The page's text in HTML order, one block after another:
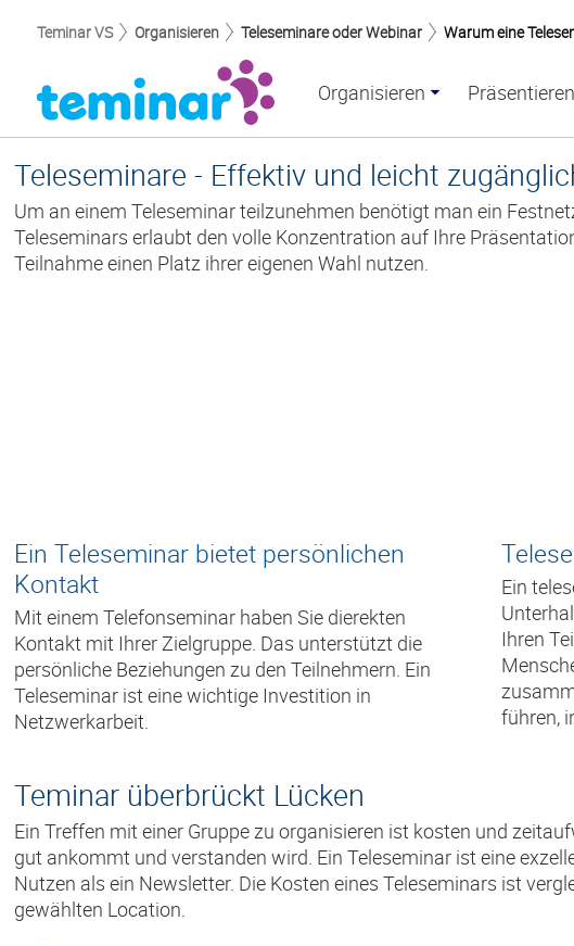
Teleseminare - Effektiv und leicht
Um an einem Teleseminar teilzunehmen benötigt man ein
Teleseminars erlaubt den volle Konzentration auf Ihre
Teilnahme einen Platz ihrer eigenen Wahl nutzen.
Ein Teleseminar bietet persönlichen
Kontakt
Mit einem Telefonseminar haben Sie dierekten
Kontakt mit Ihrer Zielgruppe. Das unterstützt die
persönliche Beziehungen zu den Teilnehmern. Ein
Teleseminar ist eine wichtige Investition in
Netzwerkarbeit.
Ein
Ihren
führen,
Teminar überbrückt Lücken
Ein Treffen mit einer Gruppe zu organisieren ist kosten und
gut ankommt und verstanden wird. Ein Teleseminar ist eine
Nutzen als ein Newsletter. Die Kosten eines Teleseminars ist
gewählten Location.
Teminar VS Organisieren Teleseminare oder Webinar Warum eine
Organisieren Präsentieren